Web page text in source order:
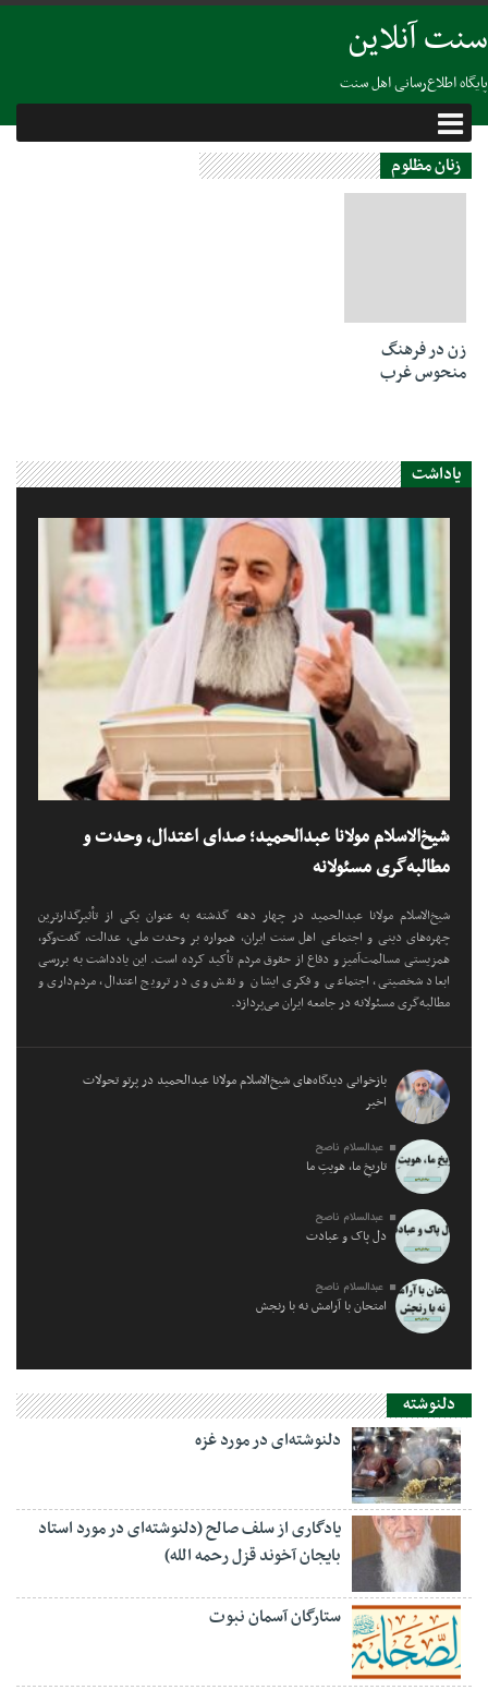
سنت آنلاین
پایگاه اطلاع‌رسانی اهل سنت
زنان مظلوم
زن در فرهنگ
منحوس غرب
یاداشت
شیخ‌الاسلام مولانا عبدالحمید؛ صدای اعتدال، وحدت و
مطالبه‌گری مسئولانه
شیخ‌الاسلام مولانا عبدالحمید در چهار دهه گذشته به عنوان یکی از تأثیرگذارترین
چهره‌های دینی و اجتماعی اهل سنت ایران، همواره بر وحدت ملی، عدالت، گفت‌وگو،
همزیستی مسالمت‌آمیز و دفاع از حقوق مردم تأکید کرده است. این یادداشت به بررسی
ابعاد شخصیتی، اجتماعی و فکری ایشان و نقش وی در ترویج اعتدال، مردم‌داری و
مطالبه‌گری مسئولانه در جامعه ایران می‌پردازد.
بازخوانی دیدگاه‌های شیخ‌الاسلام مولانا عبدالحمید در پرتو تحولات
اخیر
عبدالسلام ناصح
تاریخِ ما، هویتِ ما
عبدالسلام ناصح
دل پاک و عبادت
عبدالسلام ناصح
امتحان با آرامش نه با رنجش
دلنوشته
دلنوشته‌ای در مورد غزه
یادگاری از سلف صالح (دلنوشته‌ای در مورد استاد
بایجان آخوند قزل رحمه الله)
ستارگان آسمان نبوت